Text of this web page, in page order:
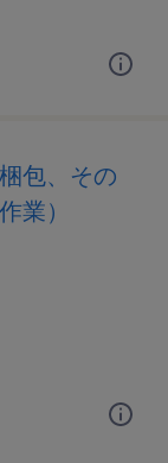
包、その
業）